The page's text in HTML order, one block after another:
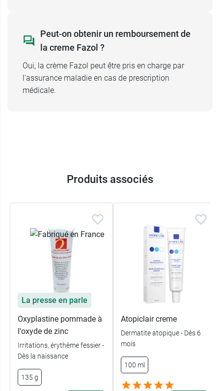
Peut-on obtenir un remboursement de
la creme Fazol ?
Oui, la crème Fazol peut être pris en charge par
l'assurance maladie en cas de prescription
médicale.
Produits associés
La presse en parle
Oxyplastine pommade à
l'oxyde de zinc
Irritations, érythème fessier -
Dès la naissance
135 g
Atopiclair creme
Dermatite atopique - Dès 6
mois
100 ml